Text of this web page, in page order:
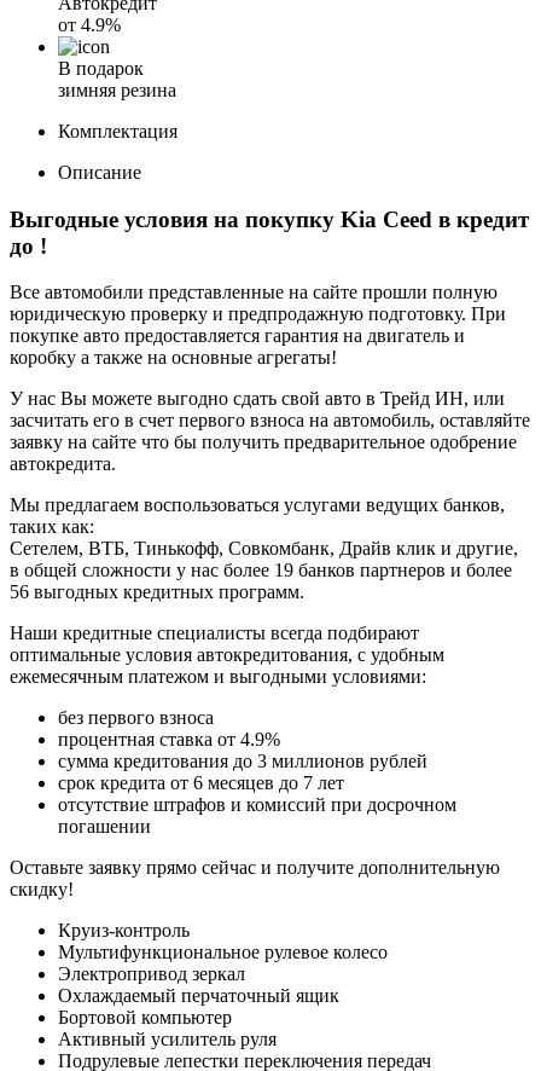
от 4.9%
В подарок
зимняя резина
Комплектация
Описание
Выгодные условия на покупку Kia Ceed в кредит
до !
Все автомобили представленные на сайте прошли полную
юридическую проверку и предпродажную подготовку. При
покупке авто предоставляется гарантия на двигатель и
коробку а также на основные агрегаты!
У нас Вы можете выгодно сдать свой авто в Трейд ИН, или
засчитать его в счет первого взноса на автомобиль, оставляйте
заявку на сайте что бы получить предварительное одобрение
автокредита.
Мы предлагаем воспользоваться услугами ведущих банков,
таких как:
Сетелем, ВТБ, Тинькофф, Совкомбанк, Драйв клик и другие,
в общей сложности у нас более 19 банков партнеров и более
56 выгодных кредитных программ.
Наши кредитные специалисты всегда подбирают
оптимальные условия автокредитования, с удобным
ежемесячным платежом и выгодными условиями:
без первого взноса
процентная ставка от 4.9%
сумма кредитования до 3 миллионов рублей
срок кредита от 6 месяцев до 7 лет
отсутствие штрафов и комиссий при досрочном
погашении
Оставьте заявку прямо сейчас и получите дополнительную
скидку!
Круиз-контроль
Мультифункциональное рулевое колесо
Электропривод зеркал
Охлаждаемый перчаточный ящик
Бортовой компьютер
Активный усилитель руля
Подрулевые лепестки переключения передач